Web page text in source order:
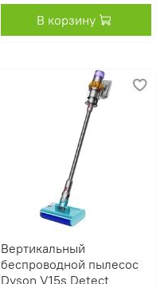
В корзину
Вертикальный
беспроводной пылесос
Dyson V15s Detect